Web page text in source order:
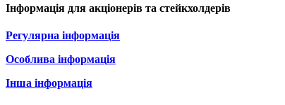
Інформація для акціонерів та стейкхолдерів
Регулярна інформація
Особлива інформація
Інша інформація